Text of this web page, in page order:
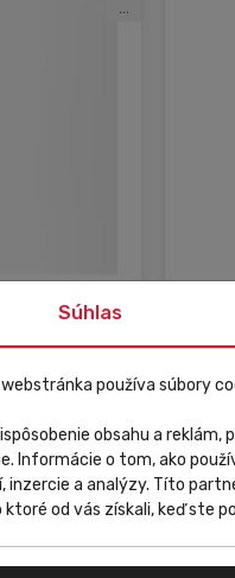
...
Prima 2
Do košíka
Alé
Letné
104,00 €
Súhlas
používa súbory
obsahu a
Informácie o tom, ako
inzercie a analýzy. Títo
ktoré od vás získali, keď ste